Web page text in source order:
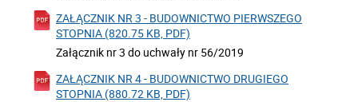
ZAŁĄCZNIK NR 3 - BUDOWNICTWO PIERWSZEGO
STOPNIA (820.75 KB, PDF)
Załącznik nr 3 do uchwały nr 56/2019
ZAŁĄCZNIK NR 4 - BUDOWNICTWO DRUGIEGO
STOPNIA (880.72 KB, PDF)